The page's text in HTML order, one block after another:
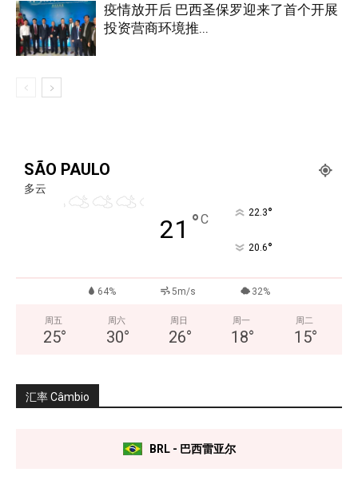
疫情放开后 巴西圣保罗迎来了首个开展
投资营商环境推...
SÃO PAULO
多云
21 °C 22.3°
20.6°
64% 5m/s 32%
周五
25°
周六
30°
周日
26°
周一
18°
周二
15°
汇率 Câmbio
BRL - 巴西雷亚尔